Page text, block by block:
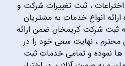
اختراعات ، ثبت تغییرات شرکت و
انواع خدمات به مشتریان
ثبت شرکت کریمخان ضمن ارائه
محترم ، نهایت سعی خود را در
نموده و تمامی خدمات ثبت